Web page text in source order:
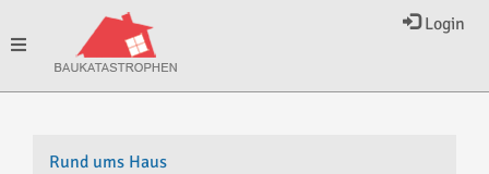
Login
Toggle
Rund ums Haus